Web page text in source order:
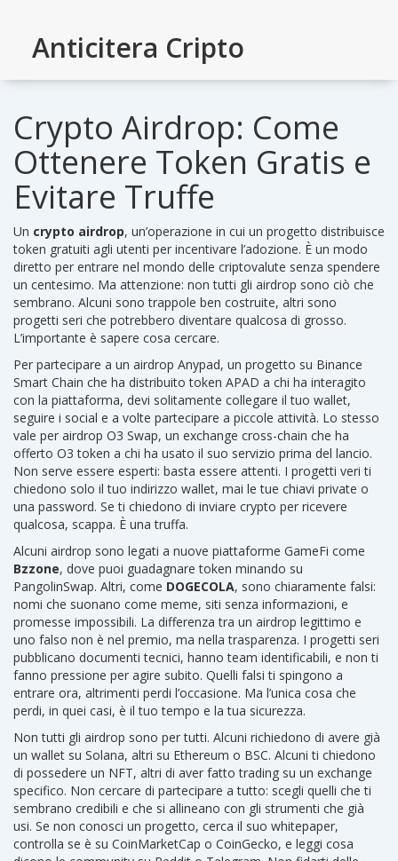
Anticitera Cripto
Crypto Airdrop: Come
Ottenere Token Gratis e
Evitare Truffe
Un crypto airdrop, un’operazione in cui un progetto distribuisce
token gratuiti agli utenti per incentivare l’adozione. È un modo
diretto per entrare nel mondo delle criptovalute senza spendere
un centesimo. Ma attenzione: non tutti gli airdrop sono ciò che
sembrano. Alcuni sono trappole ben costruite, altri sono
progetti seri che potrebbero diventare qualcosa di grosso.
L’importante è sapere cosa cercare.
Per partecipare a un airdrop Anypad, un progetto su Binance
Smart Chain che ha distribuito token APAD a chi ha interagito
con la piattaforma, devi solitamente collegare il tuo wallet,
seguire i social e a volte partecipare a piccole attività. Lo stesso
vale per airdrop O3 Swap, un exchange cross-chain che ha
offerto O3 token a chi ha usato il suo servizio prima del lancio.
Non serve essere esperti: basta essere attenti. I progetti veri ti
chiedono solo il tuo indirizzo wallet, mai le tue chiavi private o
una password. Se ti chiedono di inviare crypto per ricevere
qualcosa, scappa. È una truffa.
Alcuni airdrop sono legati a nuove piattaforme GameFi come
Bzzone, dove puoi guadagnare token minando su
PangolinSwap. Altri, come DOGECOLA, sono chiaramente falsi:
nomi che suonano come meme, siti senza informazioni, e
promesse impossibili. La differenza tra un airdrop legittimo e
uno falso non è nel premio, ma nella trasparenza. I progetti seri
pubblicano documenti tecnici, hanno team identificabili, e non ti
fanno pressione per agire subito. Quelli falsi ti spingono a
entrare ora, altrimenti perdi l’occasione. Ma l’unica cosa che
perdi, in quei casi, è il tuo tempo e la tua sicurezza.
Non tutti gli airdrop sono per tutti. Alcuni richiedono di avere già
un wallet su Solana, altri su Ethereum o BSC. Alcuni ti chiedono
di possedere un NFT, altri di aver fatto trading su un exchange
specifico. Non cercare di partecipare a tutto: scegli quelli che ti
sembrano credibili e che si allineano con gli strumenti che già
usi. Se non conosci un progetto, cerca il suo whitepaper,
controlla se è su CoinMarketCap o CoinGecko, e leggi cosa